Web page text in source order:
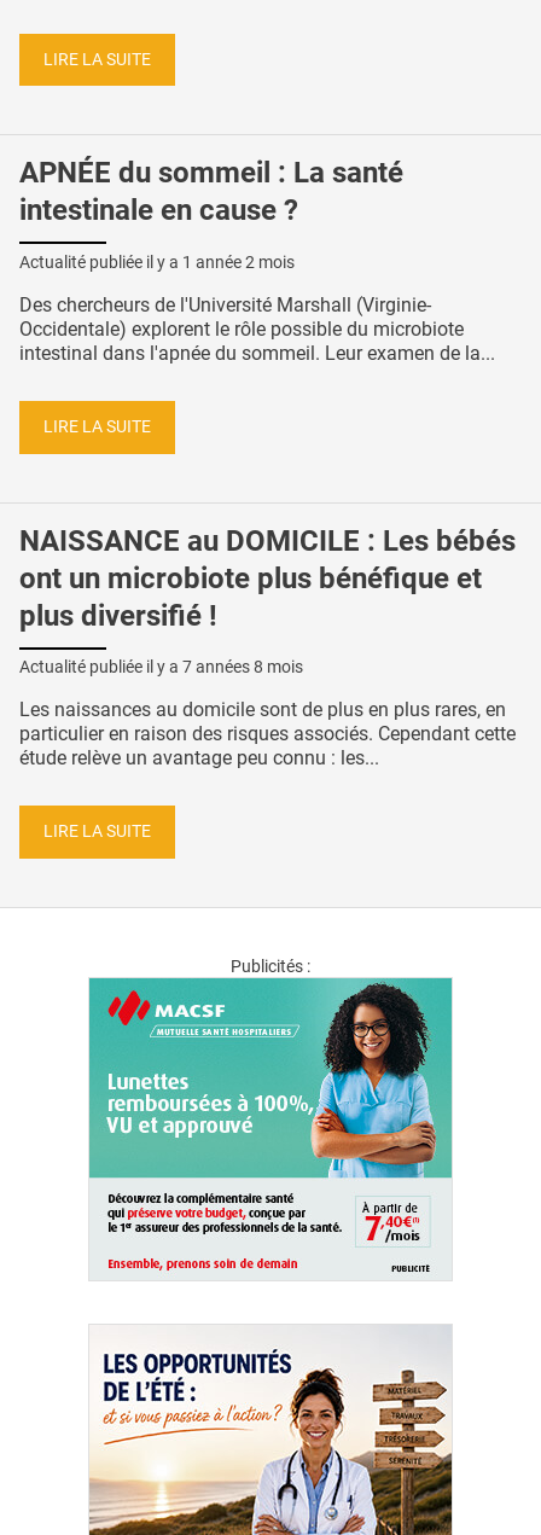
LIRE LA SUITE
APNÉE du sommeil : La santé
intestinale en cause ?
Actualité publiée il y a 1 année 2 mois
Des chercheurs de l'Université Marshall (Virginie-
Occidentale) explorent le rôle possible du microbiote
intestinal dans l'apnée du sommeil. Leur examen de la...
LIRE LA SUITE
NAISSANCE au DOMICILE : Les bébés
ont un microbiote plus bénéfique et
plus diversifié !
Actualité publiée il y a 7 années 8 mois
Les naissances au domicile sont de plus en plus rares, en
particulier en raison des risques associés. Cependant cette
étude relève un avantage peu connu : les...
LIRE LA SUITE
Publicités :